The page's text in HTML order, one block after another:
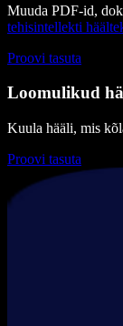
Muuda PDF-id,
tehisintellekti
Proovi tasuta
Loomulikud
Kuula hääli, mis
Proovi tasuta